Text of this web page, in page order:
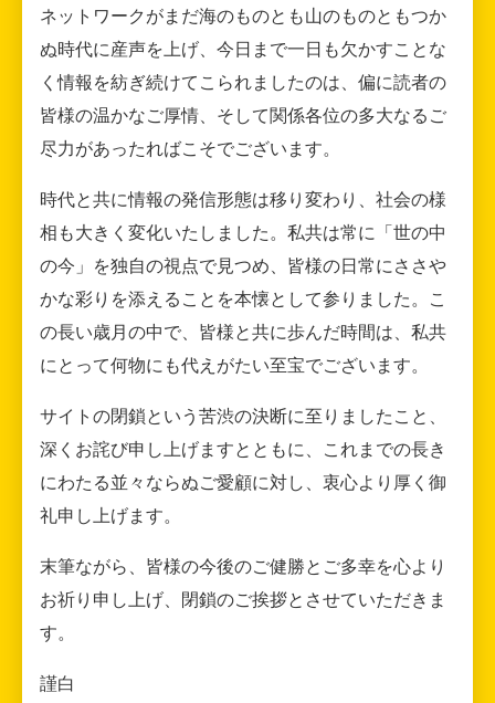
ネットワークがまだ海のものとも山のものともつか
ぬ時代に産声を上げ、今日まで一日も欠かすことな
く情報を紡ぎ続けてこられましたのは、偏に読者の
皆様の温かなご厚情、そして関係各位の多大なるご
尽力があったればこそでございます。
時代と共に情報の発信形態は移り変わり、社会の様
相も大きく変化いたしました。私共は常に「世の中
の今」を独自の視点で見つめ、皆様の日常にささや
かな彩りを添えることを本懐として参りました。こ
の長い歳月の中で、皆様と共に歩んだ時間は、私共
にとって何物にも代えがたい至宝でございます。
サイトの閉鎖という苦渋の決断に至りましたこと、
深くお詫び申し上げますとともに、これまでの長き
にわたる並々ならぬご愛顧に対し、衷心より厚く御
礼申し上げます。
末筆ながら、皆様の今後のご健勝とご多幸を心より
お祈り申し上げ、閉鎖のご挨拶とさせていただきま
す。
謹白